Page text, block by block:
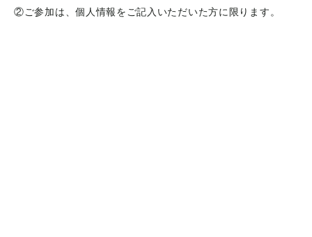
②ご参加は、個人情報をご記入いただいた方に限ります。